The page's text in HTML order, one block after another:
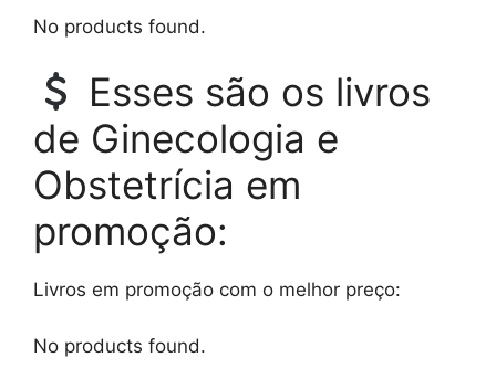
No products found.
Esses são os livros
de Ginecologia e
Obstetrícia em
promoção:
Livros em promoção com o melhor preço:
No products found.